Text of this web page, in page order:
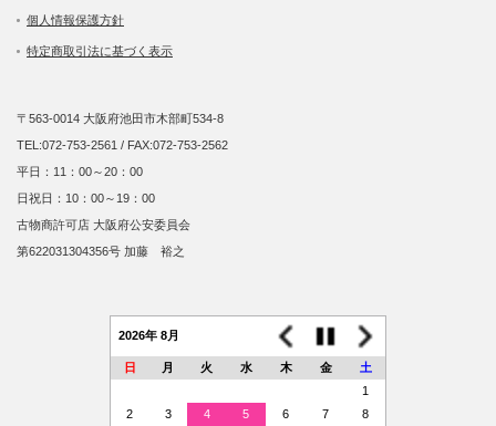
個人情報保護方針
特定商取引法に基づく表示
〒563-0014 大阪府池田市木部町534-8
TEL:072-753-2561 / FAX:072-753-2562
平日：11：00～20：00
日祝日：10：00～19：00
古物商許可店 大阪府公安委員会
第622031304356号 加藤 裕之
2026年 8月
日 月 火 水 木 金
土
1
2
3 4 5 6 7 8